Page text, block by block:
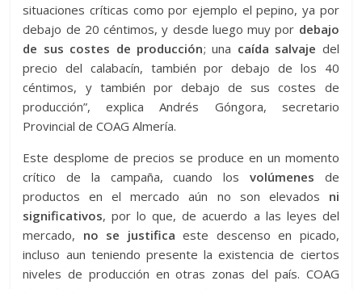
situaciones críticas como por ejemplo el pepino, ya por
debajo de 20 céntimos, y desde luego muy por debajo
de sus costes de producción; una caída salvaje del
precio del calabacín, también por debajo de los 40
céntimos, y también por debajo de sus costes de
producción”, explica Andrés Góngora, secretario
Provincial de COAG Almería.
Este desplome de precios se produce en un momento
crítico de la campaña, cuando los volúmenes de
productos en el mercado aún no son elevados ni
significativos, por lo que, de acuerdo a las leyes del
mercado, no se justifica este descenso en picado,
incluso aun teniendo presente la existencia de ciertos
niveles de producción en otras zonas del país. COAG